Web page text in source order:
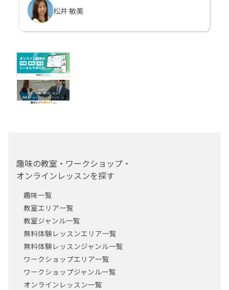
松井 敏美
趣味の教室・ワークショップ・
オンラインレッスンを探す
趣味一覧
教室エリア一覧
教室ジャンル一覧
無料体験レッスンエリア一覧
無料体験レッスンジャンル一覧
ワークショップエリア一覧
ワークショップジャンル一覧
オンラインレッスン一覧